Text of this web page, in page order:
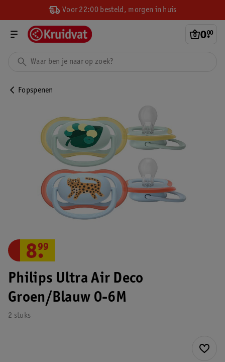
Voor 22:00 besteld, morgen in huis
0.
00
Fopspenen
Philips Ultra Air Deco
Groen/Blauw 0-6M
2 stuks
8.
99